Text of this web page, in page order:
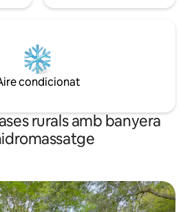
condicionat
rurals amb banyera